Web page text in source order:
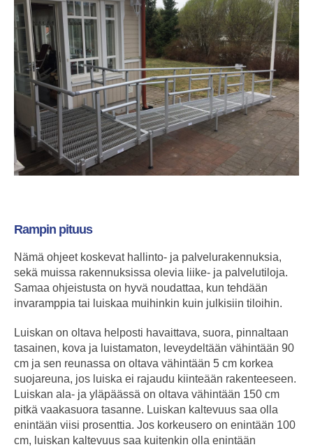
Rampin pituus
Nämä ohjeet koskevat hallinto- ja palvelurakennuksia,
sekä muissa rakennuksissa olevia liike- ja palvelutiloja.
Samaa ohjeistusta on hyvä noudattaa, kun tehdään
invaramppia tai luiskaa muihinkin kuin julkisiin tiloihin.
Luiskan on oltava helposti havaittava, suora, pinnaltaan
tasainen, kova ja luistamaton, leveydeltään vähintään 90
cm ja sen reunassa on oltava vähintään 5 cm korkea
suojareuna, jos luiska ei rajaudu kiinteään rakenteeseen.
Luiskan ala- ja yläpäässä on oltava vähintään 150 cm
pitkä vaakasuora tasanne. Luiskan kaltevuus saa olla
enintään viisi prosenttia. Jos korkeusero on enintään 100
cm, luiskan kaltevuus saa kuitenkin olla enintään